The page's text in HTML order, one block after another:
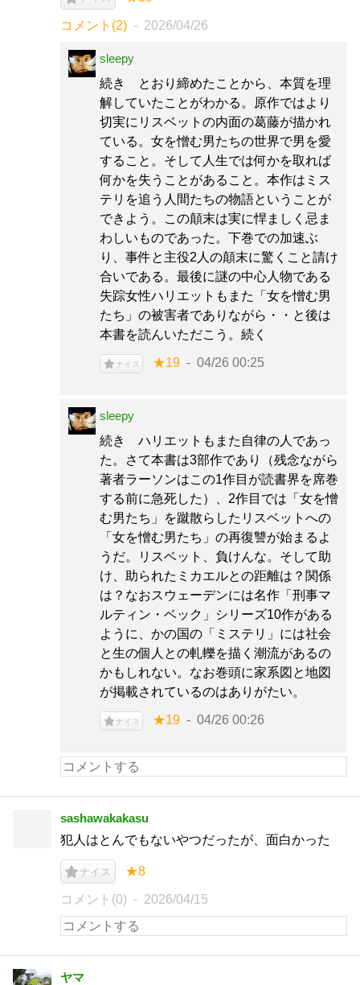
コメント(2) 2026/04/26
sleepy
続き とおり締めたことから、本質を理
解していたことがわかる。原作ではより
切実にリスベットの内面の葛藤が描かれ
ている。女を憎む男たちの世界で男を愛
すること。そして人生では何かを取れば
何かを失うことがあること。本作はミス
テリを追う人間たちの物語ということが
できよう。この顛末は実に悍ましく忌ま
わしいものであった。下巻での加速ぶ
り、事件と主役2人の顛末に驚くこと請け
合いである。最後に謎の中心人物である
失踪女性ハリエットもまた「女を憎む男
たち」の被害者でありながら・・と後は
本書を読んいただこう。続く
ナイス ★19 04/26 00:25
sleepy
続き ハリエットもまた自律の人であっ
た。さて本書は3部作であり（残念ながら
著者ラーソンはこの1作目が読書界を席巻
する前に急死した）、2作目では「女を憎
む男たち」を蹴散らしたリスベットへの
「女を憎む男たち」の再復讐が始まるよ
うだ。リスベット、負けんな。そして助
け、助られたミカエルとの距離は？関係
は？なおスウェーデンには名作「刑事マ
ルティン・ベック」シリーズ10作がある
ように、かの国の「ミステリ」には社会
と生の個人との軋轢を描く潮流があるの
かもしれない。なお巻頭に家系図と地図
が掲載されているのはありがたい。
ナイス ★19 04/26 00:26
sashawakakasu
犯人はとんでもないやつだったが、面白かった
ナイス ★8
コメント(0) 2026/04/15
ヤマ